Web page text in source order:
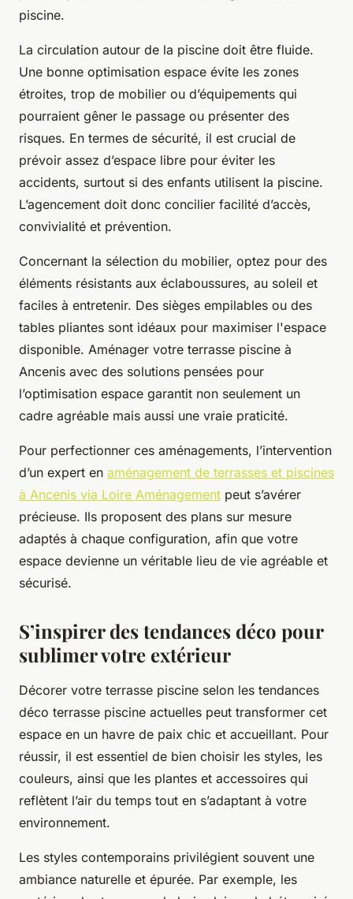
piscine.
La circulation autour de la piscine doit être fluide.
Une bonne optimisation espace évite les zones
étroites, trop de mobilier ou d’équipements qui
pourraient gêner le passage ou présenter des
risques. En termes de sécurité, il est crucial de
prévoir assez d’espace libre pour éviter les
accidents, surtout si des enfants utilisent la piscine.
L’agencement doit donc concilier facilité d’accès,
convivialité et prévention.
Concernant la sélection du mobilier, optez pour des
éléments résistants aux éclaboussures, au soleil et
faciles à entretenir. Des sièges empilables ou des
tables pliantes sont idéaux pour maximiser l'espace
disponible. Aménager votre terrasse piscine à
Ancenis avec des solutions pensées pour
l’optimisation espace garantit non seulement un
cadre agréable mais aussi une vraie praticité.
Pour perfectionner ces aménagements, l’intervention
d’un expert en aménagement de terrasses et piscines
à Ancenis via Loire Aménagement peut s’avérer
précieuse. Ils proposent des plans sur mesure
adaptés à chaque configuration, afin que votre
espace devienne un véritable lieu de vie agréable et
sécurisé.
S’inspirer des tendances déco pour
sublimer votre extérieur
Décorer votre terrasse piscine selon les tendances
déco terrasse piscine actuelles peut transformer cet
espace en un havre de paix chic et accueillant. Pour
réussir, il est essentiel de bien choisir les styles, les
couleurs, ainsi que les plantes et accessoires qui
reflètent l’air du temps tout en s’adaptant à votre
environnement.
Les styles contemporains privilégient souvent une
ambiance naturelle et épurée. Par exemple, les